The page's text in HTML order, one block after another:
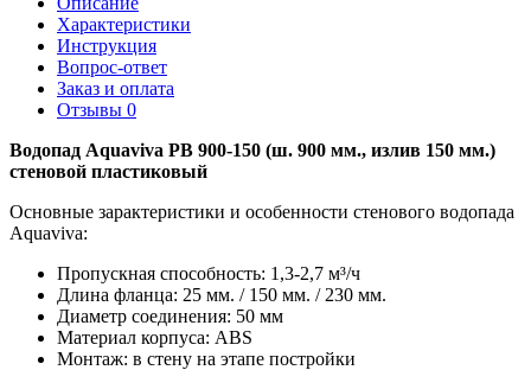
Характеристики
Инструкция
Вопрос-ответ
Заказ и оплата
Отзывы 0
Водопад Aquaviva PB 900-150 (ш. 900 мм., излив 150 мм.)
стеновой пластиковый
Основные зарактеристики и особенности стенового водопада
Aquaviva:
Пропускная способность: 1,3-2,7 м³/ч
Длина фланца: 25 мм. / 150 мм. / 230 мм.
Диаметр соединения: 50 мм
Материал корпуса: ABS
Монтаж: в стену на этапе постройки